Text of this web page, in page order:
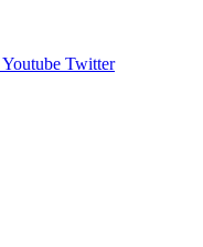
Youtube Twitter